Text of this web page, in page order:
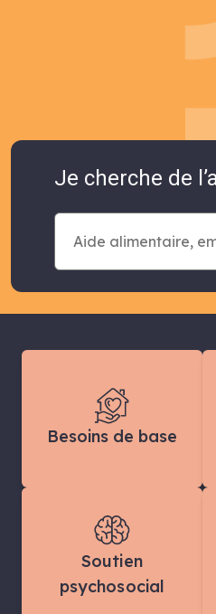
Je cherche de
Besoins de base
Soutien
psychosocial